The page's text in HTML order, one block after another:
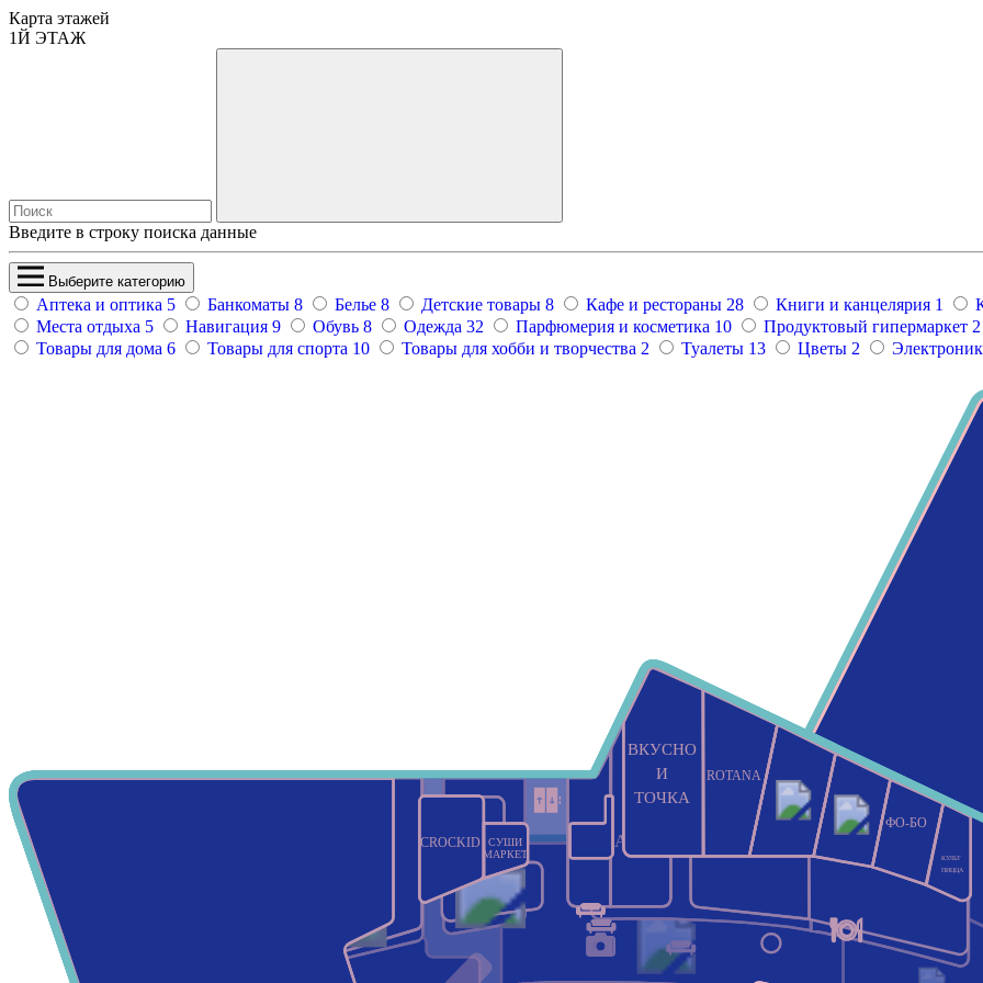
Карта этажей
1Й ЭТАЖ
Введите в строку поиска данные
Выберите категорию
Аптека и оптика 5 Банкоматы 8 Белье 8 Детские товары 8 Кафе и рестораны 28 Книги и канцелярия 1
Места отдыха 5 Навигация 9 Обувь 8 Одежда 32 Парфюмерия и косметика 10 Продуктовый гипермаркет 2
Товары для дома 6 Товары для спорта 10 Товары для хобби и творчества 2 Туалеты 13 Цветы 2
LOVE
REPUBLIC
Askona
CROCKID СУШИ
МАРКЕТ
ВКУСНО
И
ТОЧКА
ROTANA
ФО-БО
КУЛЬТ
ПИЦЦА